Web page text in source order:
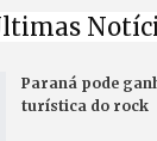
Paraná pode
turística do rock